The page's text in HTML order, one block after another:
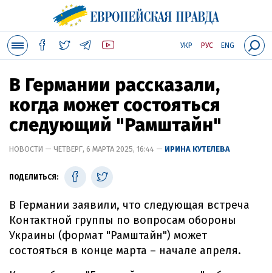
УКР РУС ENG
В Германии рассказали,
когда может состояться
следующий "Рамштайн"
НОВОСТИ — ЧЕТВЕРГ, 6 МАРТА 2025, 16:44 — ИРИНА КУТЕЛЕВА
ПОДЕЛИТЬСЯ:
В Германии заявили, что следующая встреча
Контактной группы по вопросам обороны
Украины (формат "Рамштайн") может
состояться в конце марта – начале апреля.